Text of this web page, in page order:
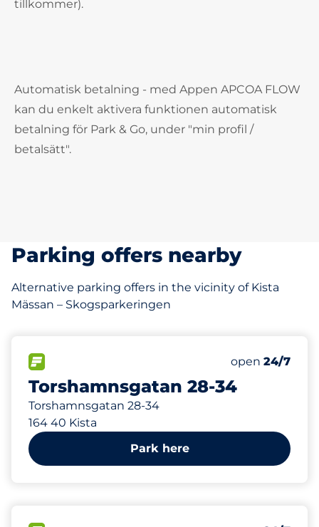
tillkommer).
Automatisk betalning - med Appen APCOA FLOW
kan du enkelt aktivera funktionen automatisk
betalning för Park & Go, under "min profil /
betalsätt".
Parking offers nearby
Alternative parking offers in the vicinity of Kista
Mässan – Skogsparkeringen
Torshamnsgatan 28-34
Torshamnsgatan 28-34
164 40 Kista
Number of
Total Spaces
open 24/7
176 m
Park here
191 m